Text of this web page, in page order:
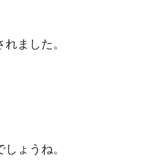
ました。
ょうね。